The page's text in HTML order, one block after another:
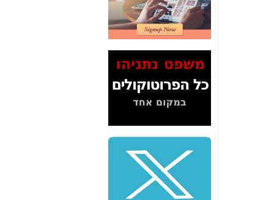
2" על תעלולי השר
משה כחלון -כאן
המשך חשיפת הבלוף
ששמו "מהפיכת
הסלולר" ואיך מסרסים
את הנתונים לציבור -
כאן
סיכום ביקור בסיליקון
משקיעות ומפתחות
באותם תחומים -כאן
שלמה פילבר (עד
לאחרונה מנכ"ל משרד
התקשורת) - עד
מדינה? הצחקתם